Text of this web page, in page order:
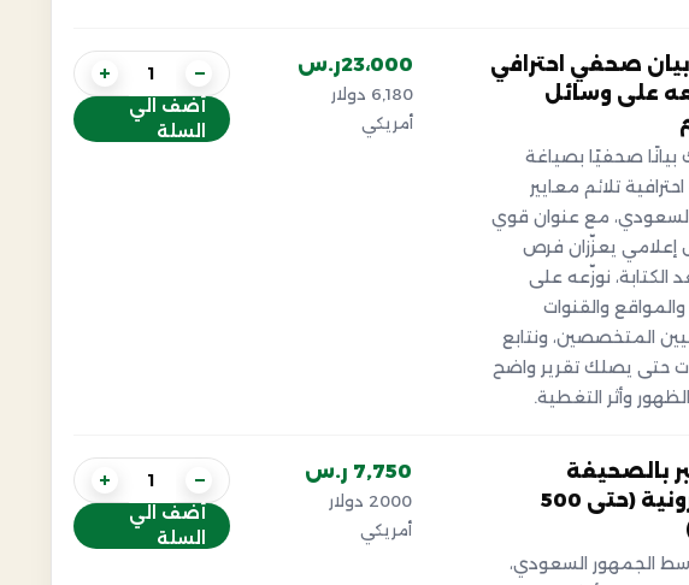
بيان صحفي احترافي
على وسائل
بيانًا صحفيًا بصياغة
تلائم معايير
السعودي، مع عنوان قوي
يعزّزان فرص
الكتابة، نوزّعه على
والقنوات
المتخصصين، ونتابع
حتى يصلك تقرير واضح
وأثر التغطية.
23،000ر.س
6,180 دولار
أمريكي
−
+
أضف الي
السلة
بالصحيفة
الإلكترونية (حتى 500
الجمهور السعودي،
7,750 ر.س
2000 دولار
أمريكي
−
+
أضف الي
السلة